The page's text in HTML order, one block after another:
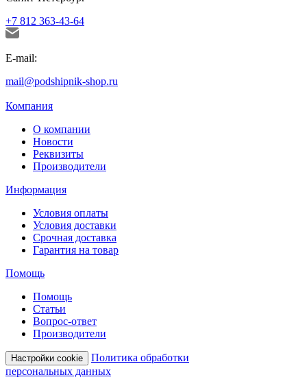
+7 812 363-43-64
E-mail:
mail@podshipnik-shop.ru
Компания
О компании
Новости
Реквизиты
Производители
Информация
Условия оплаты
Условия доставки
Срочная доставка
Гарантия на товар
Помощь
Помощь
Статьи
Вопрос-ответ
Производители
Настройки cookie
Политика обработки
персональных данных